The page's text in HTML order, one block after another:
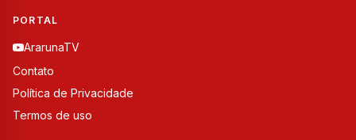
PORTAL
ArarunaTV
Contato
Política de Privacidade
Termos de uso